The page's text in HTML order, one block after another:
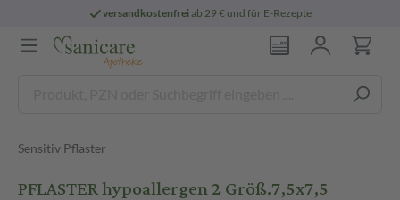
versandkostenfreiab 29 € und für E-Rezepte
Sensitiv Pflaster
PFLASTER hypoallergen 2 Größ.7,5x7,5